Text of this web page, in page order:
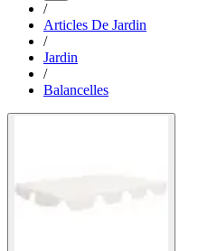
/
Articles De Jardin
/
Jardin
/
Balancelles